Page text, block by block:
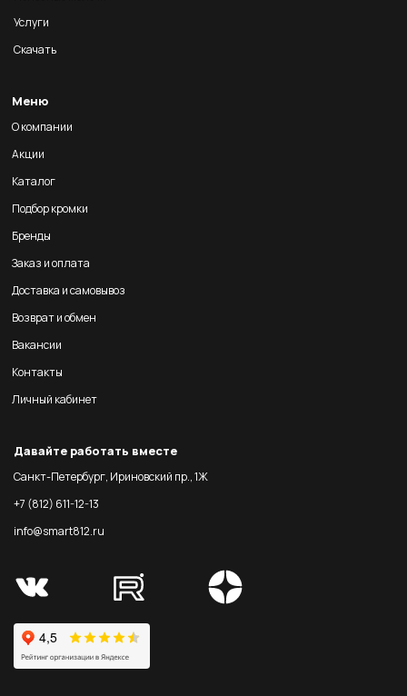
Услуги
Скачать
Меню
О компании
Акции
Каталог
Подбор кромки
Бренды
Заказ и оплата
Доставка и самовывоз
Возврат и обмен
Вакансии
Контакты
Личный кабинет
Давайте работать вместе
Санкт-Петербург, Ириновский пр., 1Ж
+7 (812) 611-12-13
info@smart812.ru